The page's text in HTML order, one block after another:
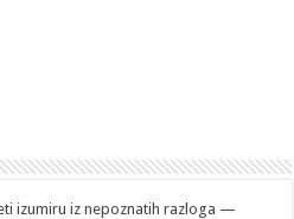
izumiru iz nepoznatih razloga —